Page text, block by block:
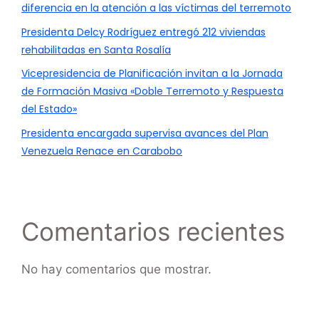
diferencia en la atención a las víctimas del terremoto
Presidenta Delcy Rodríguez entregó 212 viviendas
rehabilitadas en Santa Rosalía
Vicepresidencia de Planificación invitan a la Jornada
de Formación Masiva «Doble Terremoto y Respuesta
del Estado»
Presidenta encargada supervisa avances del Plan
Venezuela Renace en Carabobo
Comentarios recientes
No hay comentarios que mostrar.